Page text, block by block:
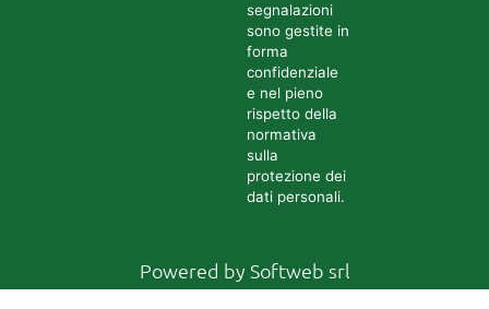
segnalazioni
sono gestite in
forma
confidenziale
e nel pieno
rispetto della
normativa
sulla
protezione dei
dati personali.
Powered by Softweb srl